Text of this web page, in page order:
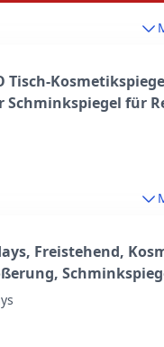
Tisch-
Schminkspiegel für
Freistehend,
rund, zweiseitig